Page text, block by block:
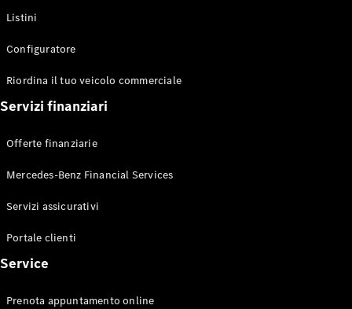
eSprinter
eSprinter
Furgone
Autotelaio
Mercedes-
eVito
Listini
Configuratore
Riordina il tuo veicolo commerciale
Servizi finanziari
Offerte finanziarie
Mercedes-Benz Financial Services
Servizi assicurativi
Portale clienti
Service
Prenota appuntamento online